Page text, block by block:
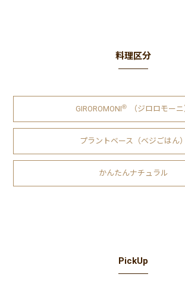
料理区分
GIROROMONIⓇ （ジロロモーニ
プラントベース（ベジごはん）
かんたんナチュラル
PickUp